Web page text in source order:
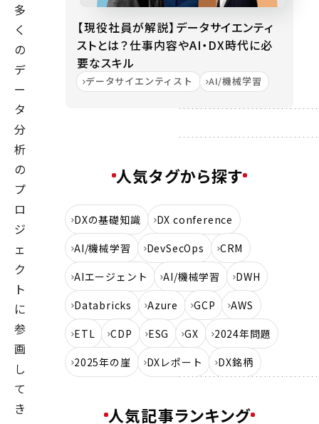
多
く
の
デ
ー
タ
分
析
の
プ
ロ
ジ
ェ
ク
ト
に
参
画
し
て
き
【現役社員が解説】データサイエンティ
ストとは？仕事内容やAI・DX時代に必
要なスキル
データサイエンティスト AI/機械学習
人気タグから探す
DXの基礎知識
DX conference
AI/機械学習
DevSecOps
CRM
AIエージェント
AI/機械学習
DWH
Databricks
Azure GCP
AWS
ETL
CDP ESG GX
2024年問題
2025年の崖
DXレポート DX銘柄
人気記事ランキング